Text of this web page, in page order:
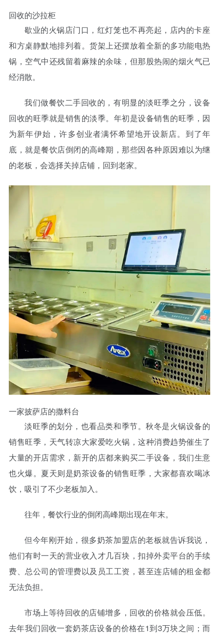
回收的沙拉柜
歇业的火锅店门口，红灯笼也不再亮起，店内的卡座
和方桌静默地排列着。货架上还摆放着全新的多功能电热
锅，空气中还残留着麻辣的余味，但那股热闹的烟火气已
经消散。
我们做餐饮二手回收的，有明显的淡旺季之分，设备
回收的旺季就是销售的淡季。年初是设备销售的旺季，因
为新年伊始，许多创业者满怀希望地开设新店。到了年
底，就是餐饮店倒闭的高峰期，那些因各种原因难以为继
的老板，会选择关掉店铺，回到老家。
一家披萨店的撒料台
淡旺季的划分，也看品类和季节。秋冬是火锅设备的
销售旺季，天气转凉大家爱吃火锅，这种消费趋势催生了
大量的开店需求，新开的店都来购买二手设备，我们生意
也火爆。夏天则是奶茶设备的销售旺季，大家都喜欢喝冰
饮，吸引了不少老板加入。
往年，餐饮行业的倒闭高峰期出现在年末。
但今年刚开始，很多奶茶加盟店的老板就告诉我说，
他们有时一天的营业收入才几百块，扣掉外卖平台的手续
费、总公司的管理费以及员工工资，甚至连店铺的租金都
无法负担。
市场上等待回收的店铺增多，回收的价格就会压低。
去年我们回收一套奶茶店设备的价格在1到3万块之间；而